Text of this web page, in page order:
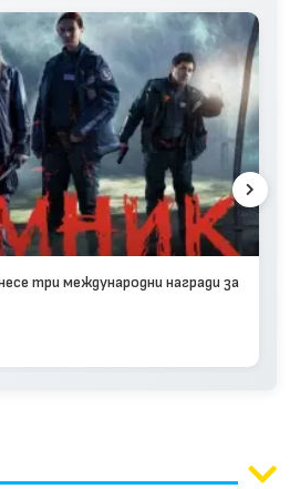
три международни награди за